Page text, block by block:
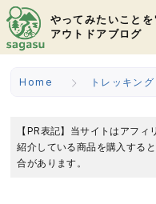
やってみたいこと
アウトドアブログ
Home トレッキング
【PR表記】当サイトはアフ
紹介している商品を購入する
合があります。